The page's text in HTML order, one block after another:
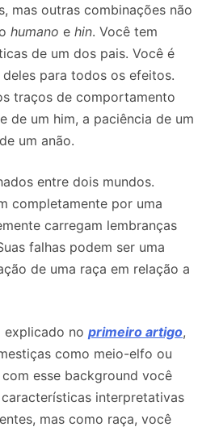
mas outras combinações não
humano e hin. Você tem
de um dos pais. Você é
para todos os efeitos.
traços de comportamento
de um him, a paciência de um
um anão.
entre dois mundos.
completamente por uma
carregam lembranças
falhas podem ser uma
de uma raça em relação a
explicado no primeiro artigo,
como meio-elfo ou
esse background você
interpretativas
mas como raça, você